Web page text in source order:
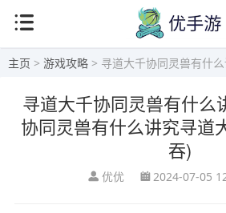
主页 > 游戏攻略 > 寻道大千协同灵兽有什么讲究?(寻道大千
寻道大千协同灵兽有什么
协同灵兽有什么讲究寻道
吞)
优优 2024-07-05